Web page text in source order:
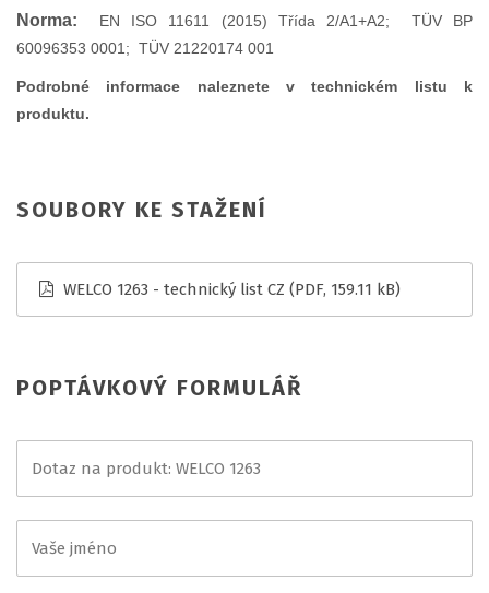
Norma:
EN ISO 11611 (2015) Třída 2/A1+A2; TÜV BP
60096353 0001; TÜV 21220174 001
Podrobné informace naleznete v technickém listu k
produktu.
SOUBORY KE STAŽENÍ
WELCO 1263 - technický list CZ (PDF, 159.11 kB)
POPTÁVKOVÝ FORMULÁŘ